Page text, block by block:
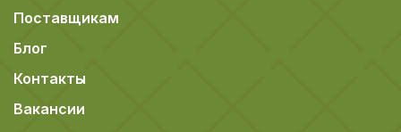
Поставщикам
Блог
Контакты
Вакансии